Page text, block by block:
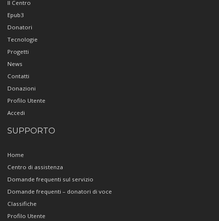
Il Centro
Epub3
Donatori
Tecnologie
Progetti
News
Contatti
Donazioni
Profilo Utente
Accedi
SUPPORTO
Home
Centro di assistenza
Domande frequenti sul servizio
Domande frequenti – donatori di voce
Classifiche
Profilo Utente